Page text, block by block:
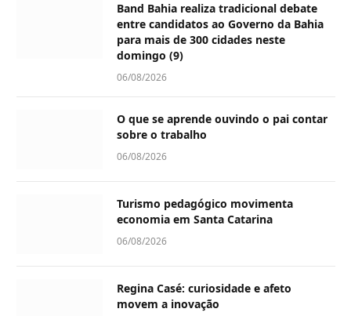
Band Bahia realiza tradicional debate
entre candidatos ao Governo da Bahia
para mais de 300 cidades neste
domingo (9)
06/08/2026
O que se aprende ouvindo o pai contar
sobre o trabalho
06/08/2026
Turismo pedagógico movimenta
economia em Santa Catarina
06/08/2026
Regina Casé: curiosidade e afeto
movem a inovação